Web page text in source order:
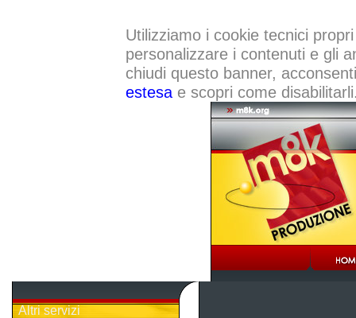
Utilizziamo i cookie tecnici
personalizzare i contenuti e gli
chiudi questo banner,
estesae scopri come
Altri servizi